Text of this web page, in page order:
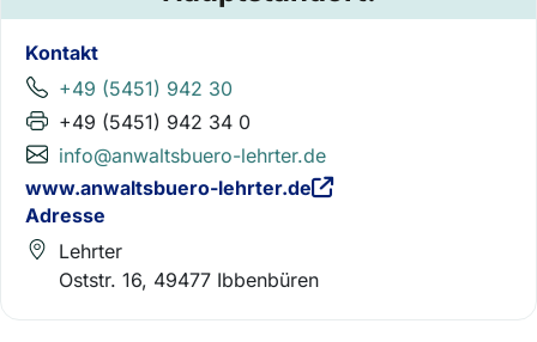
Kontakt
+49 (5451) 942 30
+49 (5451) 942 34 0
info@anwaltsbuero-lehrter.de
www.anwaltsbuero-lehrter.de
Adresse
Lehrter
Oststr. 16, 49477 Ibbenbüren